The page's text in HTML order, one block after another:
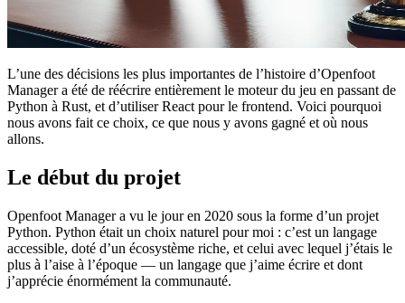
L’une des décisions les plus importantes de l’histoire d’Openfoot
Manager a été de réécrire entièrement le moteur du jeu en passant de
Python à Rust, et d’utiliser React pour le frontend. Voici pourquoi
nous avons fait ce choix, ce que nous y avons gagné et où nous
allons.
Le début du projet
Openfoot Manager a vu le jour en 2020 sous la forme d’un projet
Python. Python était un choix naturel pour moi : c’est un langage
accessible, doté d’un écosystème riche, et celui avec lequel j’étais le
plus à l’aise à l’époque — un langage que j’aime écrire et dont
j’apprécie énormément la communauté.